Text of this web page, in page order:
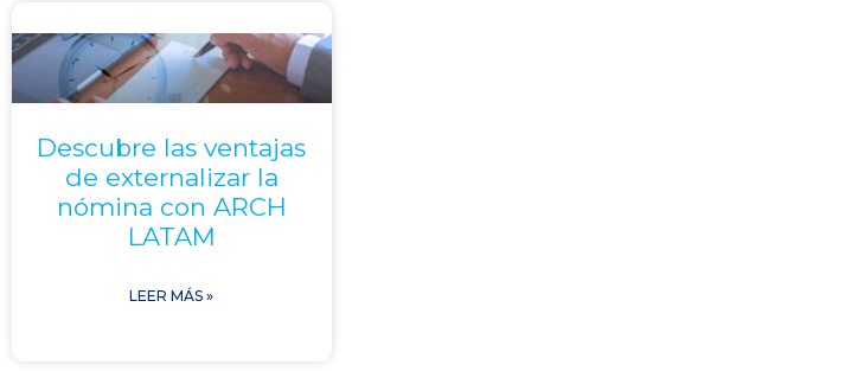
Descubre las ventajas
de externalizar la
nómina con ARCH
LATAM
LEER MÁS »